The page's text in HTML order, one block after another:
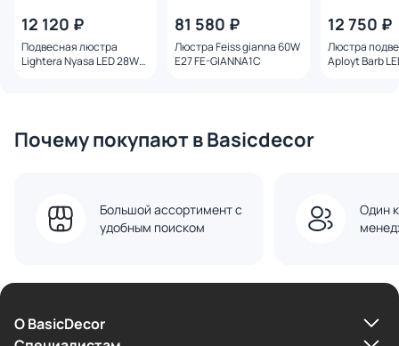
12 120 ₽
Подвесная люстра
Lightera Nyasa LED 28W
81 580 ₽
Люстра Feiss gianna 60W
E27 FE-GIANNA1C
12 750 ₽
Люстра
Aployt Barb
Почему покупают в Basicdecor
Большой ассортимент с
удобным поиском
Один
О BasicDecor